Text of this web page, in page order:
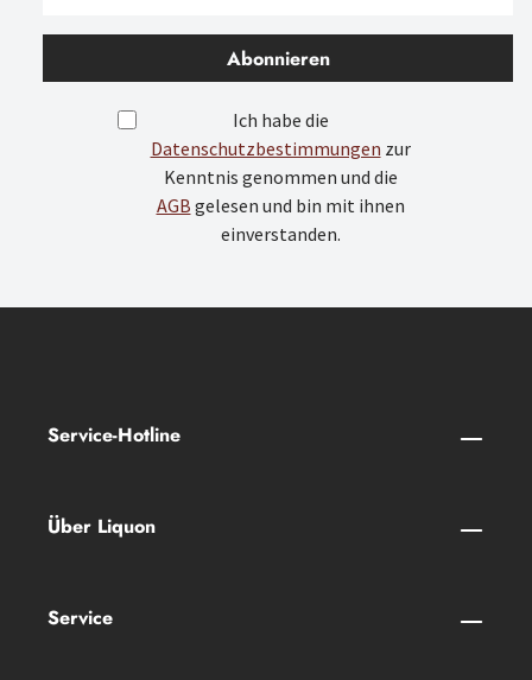
Abonnieren
Ich habe die
Datenschutzbestimmungen zur
Kenntnis genommen und die
AGB gelesen und bin mit ihnen
einverstanden.
Service-Hotline
Über Liquon
Service